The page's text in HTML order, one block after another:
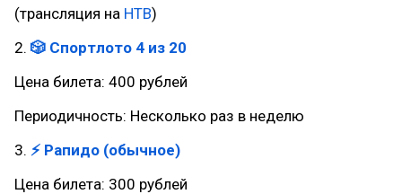
(трансляция на НТВ)
2. 🎲 Спортлото 4 из 20
Цена билета: 400 рублей
Периодичность: Несколько раз в неделю
3. ⚡ Рапидо (обычное)
Цена билета: 300 рублей